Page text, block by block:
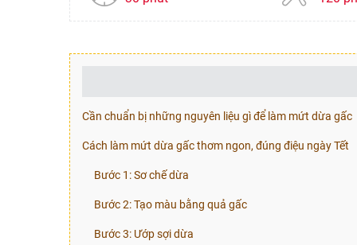
Cần chuẩn bị những nguyên liệu gì để làm mứt dừa gấc
Cách làm mứt dừa gấc thơm ngon, đúng điệu ngày Tết
Bước 1: Sơ chế dừa
Bước 2: Tạo màu bằng quả gấc
Bước 3: Ướp sợi dừa